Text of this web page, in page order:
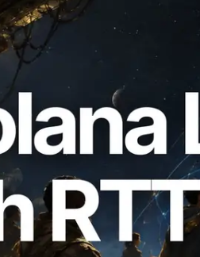
Leader Slot API
7 khu vực toàn cầu —
API cũng chính